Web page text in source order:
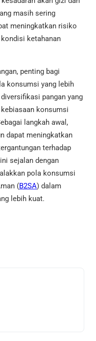
masih sering
meningkatkan risiko
ketahanan
penting bagi
konsumsi yang lebih
pangan yang
konsumsi
langkah awal,
dapat meningkatkan
terhadap
sejalan dengan
pola konsumsi
(B2SA) dalam
lebih kuat.